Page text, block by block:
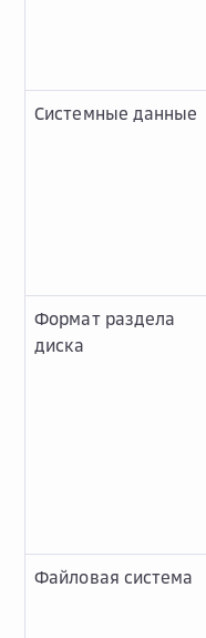
Системные данные
Формат раздела
диска
Файловая система